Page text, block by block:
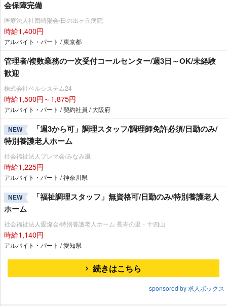
会保障完備
医療法人社団崎陽会/日の出ヶ丘病院
時給1,400円
アルバイト・パート / 東京都
管理者/複数業務の一次受付コールセンター/週3日～OK/未経験
歓迎
株式会社ベルシステム24
時給1,500円～1,875円
アルバイト・パート / 契約社員 / 大阪府
NEW
「週3から可」調理スタッフ/調理師免許必須/日勤のみ/
特別養護老人ホーム
社会福祉法人プレマ会/みなみ風
時給1,225円
アルバイト・パート / 神奈川県
NEW
「福祉調理スタッフ」無資格可/日勤のみ/特別養護老人
ホーム
社会福祉法人愛燦会/特別養護老人ホーム 長寿の里・十四山
時給1,140円
アルバイト・パート / 愛知県
続きはこちら
sponsored by 求人ボックス